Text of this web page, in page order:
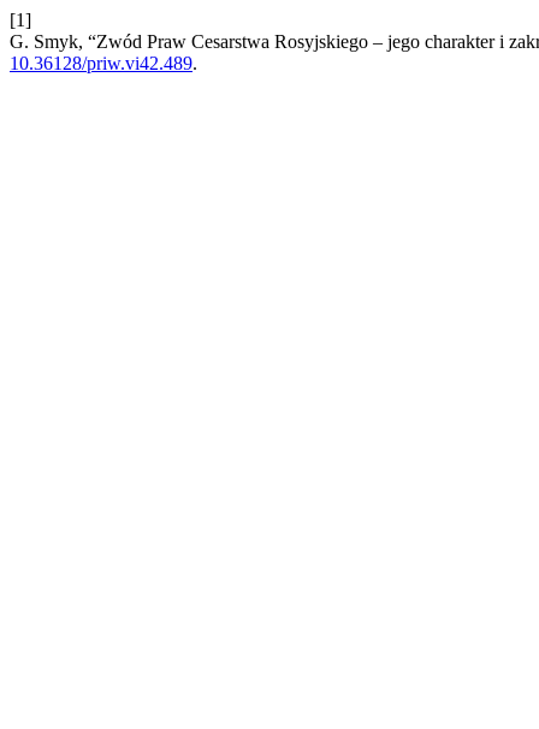
[1]
G. Smyk, “Zwód Praw Cesarstwa Rosyjskiego – jego charakter i
10.36128/priw.vi42.489.